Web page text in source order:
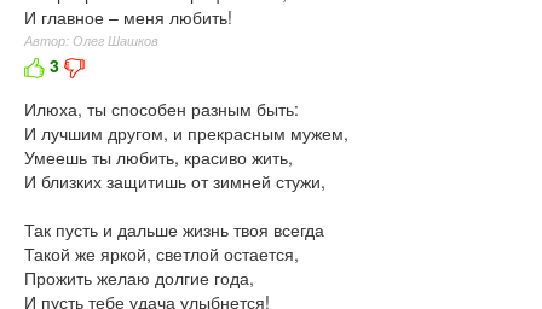
И главное – меня любить!
Автор: Олег Шашков
3
Илюха, ты способен разным быть:
И лучшим другом, и прекрасным мужем,
Умеешь ты любить, красиво жить,
И близких защитишь от зимней стужи,
Так пусть и дальше жизнь твоя всегда
Такой же яркой, светлой остается,
Прожить желаю долгие года,
И пусть тебе удача улыбнется!